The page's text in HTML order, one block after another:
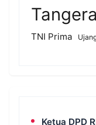
TNI Prima
Ketua DPD